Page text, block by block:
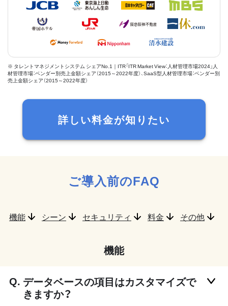
※ タレントマネジメントシステム シェアNo.1｜ITR「ITR Market View：人材管理市場2024」人
材管理市場：ベンダー別売上金額シェア（2015～2022年度）、SaaS型人材管理市場：ベンダー別
売上金額シェア（2015～2022年度）
詳しい料金が知りたい
ご導入前のFAQ
機能 シーン セキュリティ 料金 その他
機能
データベースの項目はカスタマイズで
きますか？